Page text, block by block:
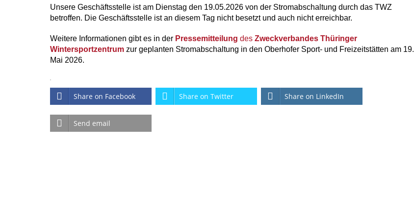
Unsere Geschäftsstelle ist am Dienstag den 19.05.2026 von der Stromabschaltung durch das TWZ
betroffen. Die Geschäftsstelle ist an diesem Tag nicht besetzt und auch nicht erreichbar.
Weitere Informationen gibt es in der Pressemitteilung des Zweckverbandes Thüringer
Wintersportzentrum zur geplanten Stromabschaltung in den Oberhofer Sport- und Freizeitstätten am 19.
Mai 2026.
Share on Facebook Share on Twitter Share on LinkedIn
Send email